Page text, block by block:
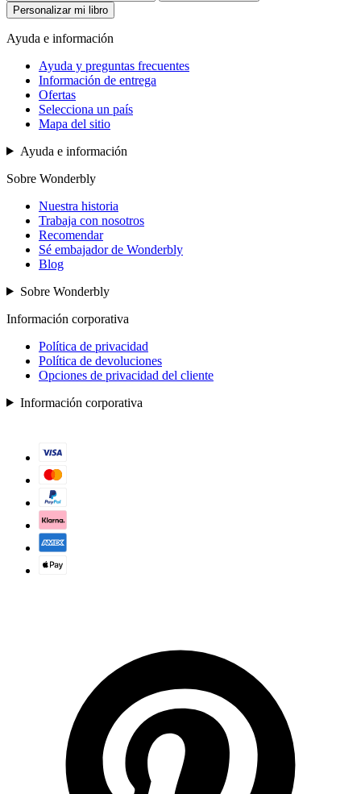
Personalizar mi libro
Ayuda e información
Ayuda y preguntas frecuentes
Información de entrega
Ofertas
Selecciona un país
Mapa del sitio
Ayuda e información
Sobre Wonderbly
Nuestra historia
Trabaja con nosotros
Recomendar
Sé embajador de Wonderbly
Blog
Sobre Wonderbly
Información corporativa
Política de privacidad
Política de devoluciones
Opciones de privacidad del cliente
Información corporativa